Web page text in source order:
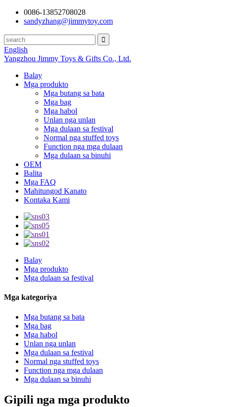
0086-13852708028
sandyzhang@jimmytoy.com
English
Yangzhou Jimmy Toys & Gifts Co., Ltd.
Balay
Mga produkto
Mga butang sa bata
Mga bag
Mga habol
Unlan nga unlan
Mga dulaan sa festival
Normal nga stuffed toys
Function nga mga dulaan
Mga dulaan sa binuhi
OEM
Balita
Mga FAQ
Mahitungod Kanato
Kontaka Kami
Balay
Mga produkto
Mga dulaan sa festival
Mga kategoriya
Mga butang sa bata
Mga bag
Mga habol
Unlan nga unlan
Mga dulaan sa festival
Normal nga stuffed toys
Function nga mga dulaan
Mga dulaan sa binuhi
Gipili nga mga produkto